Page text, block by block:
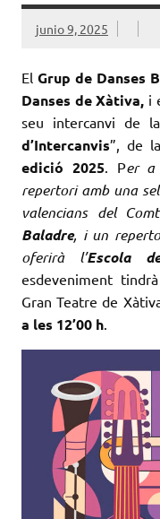
junio 9, 2025
El Grup de Danses
Danses de Xàtiva, i
seu intercanvi de
d’Intercanvis”, de
edició 2025. Per a
repertori amb una
valencians del
Baladre, i un
oferirà l’Escola
esdeveniment
Gran Teatre de
a les 12’00 h